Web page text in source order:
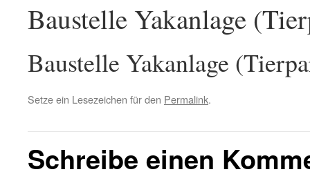
Baustelle Yakanlage
Baustelle Yakanlage
Setze ein Lesezeichen für den Permalink.
Schreibe einen